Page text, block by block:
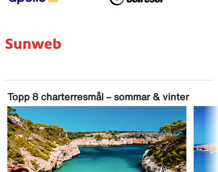
Topp 8 charterresmål – sommar & vinter